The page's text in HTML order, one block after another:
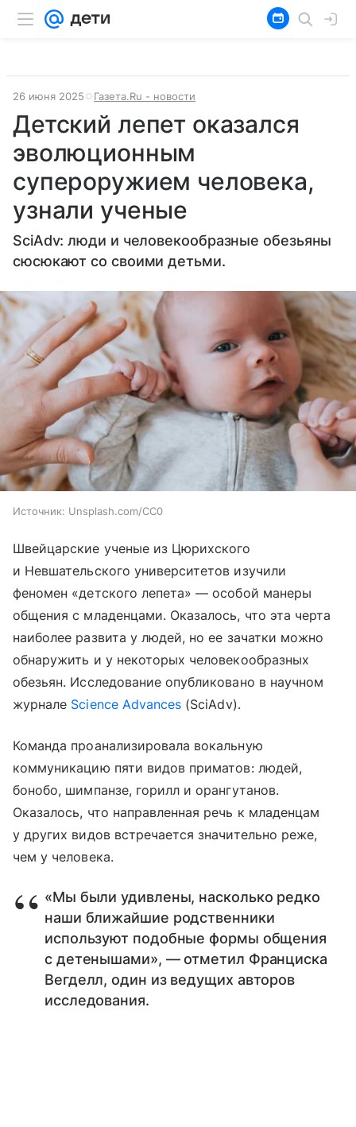
26 июня 2025 Газета.Ru - новости
Детский лепет оказался
эволюционным
супероружием человека,
узнали ученые
SciAdv: люди и человекообразные обезьяны
сюсюкают со своими детьми.
Источник: Unsplash.com/CC0
Швейцарские ученые из Цюрихского
и Невшательского университетов изучили
феномен «детского лепета» — особой манеры
общения с младенцами. Оказалось, что эта черта
наиболее развита у людей, но ее зачатки можно
обнаружить и у некоторых человекообразных
обезьян. Исследование опубликовано в научном
журнале Science Advances (SciAdv).
Команда проанализировала вокальную
коммуникацию пяти видов приматов: людей,
бонобо, шимпанзе, горилл и орангутанов.
Оказалось, что направленная речь к младенцам
у других видов встречается значительно реже,
чем у человека.
«Мы были удивлены, насколько редко
наши ближайшие родственники
используют подобные формы общения
с детенышами», — отметил Франциска
Вегделл, один из ведущих авторов
исследования.